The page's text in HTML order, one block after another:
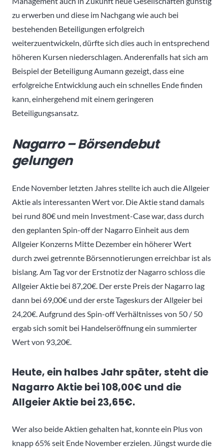
zu erwerben und diese im Nachgang wie auch bei
bestehenden Beteiligungen erfolgreich
weiterzuentwickeln, dürfte sich dies auch in entsprechend
höheren Kursen niederschlagen. Anderenfalls hat sich am
Beispiel der Beteiligung Aumann gezeigt, dass eine
erfolgreiche Entwicklung auch ein schnelles Ende finden
kann, einhergehend mit einem geringeren
Beteiligungsansatz.
Nagarro – Börsendebut
gelungen
Ende November letzten Jahres stellte ich auch die Allgeier
Aktie als interessanten Wert vor. Die Aktie stand damals
bei rund 80€ und mein Investment-Case war, dass durch
den geplanten Spin-off der Nagarro Einheit aus dem
Allgeier Konzerns Mitte Dezember ein höherer Wert
durch zwei getrennte Börsennotierungen erreichbar ist als
bislang. Am Tag vor der Erstnotiz der Nagarro schloss die
Allgeier Aktie bei 87,20€. Der erste Preis der Nagarro lag
dann bei 69,00€ und der erste Tageskurs der Allgeier bei
24,20€. Aufgrund des Spin-off Verhältnisses von 50 / 50
ergab sich somit bei Handelseröffnung ein summierter
Wert von 93,20€.
Heute, ein halbes Jahr später, steht die
Nagarro Aktie bei 108,00€ und die
Allgeier Aktie bei 23,65€.
Wer also beide Aktien gehalten hat, konnte ein Plus von
knapp 65% seit Ende November erzielen. Jüngst wurde die